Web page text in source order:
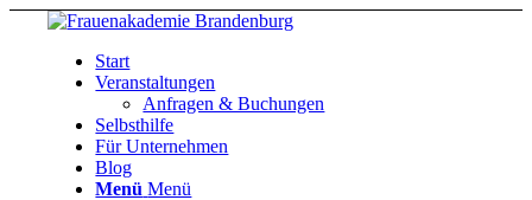
Start
Veranstaltungen
Anfragen & Buchungen
Selbsthilfe
Für Unternehmen
Blog
Menü Menü